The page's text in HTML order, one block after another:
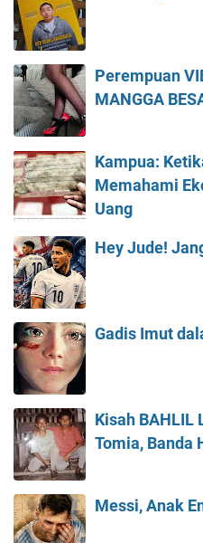
Perempuan
MANGGA
Kampua:
Memahami
Uang
Hey Jude!
Gadis Imut
Kisah BAHLIL
Tomia, Banda
Messi, Anak